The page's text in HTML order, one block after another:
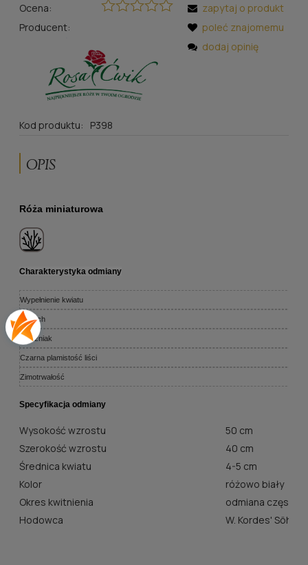
Ocena:
Producent:
Kod produktu: P398
zapytaj o produkt
poleć znajomemu
dodaj opinię
OPIS
Róża miniaturowa
Charakterystyka odmiany
Wypełnienie kwiatu
Zapach
Mączniak
Czarna plamistość liści
Zimotrwałość
Specyfikacja odmiany
Wysokość wzrostu
50 cm
Szerokość wzrostu
40 cm
Średnica kwiatu
4-5 cm
Kolor
różowo biały
Okres kwitnienia
odmiana często
Hodowca
W. Kordes' Söhne